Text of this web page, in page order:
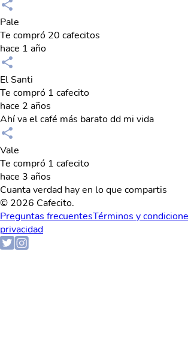
Pale
Te compró 20 cafecitos
hace 1 año
El Santi
Te compró 1 cafecito
hace 2 años
Ahí va el café más barato dd mi vida
Vale
Te compró 1 cafecito
hace 3 años
Cuanta verdad hay en lo que compartis
© 2026 Cafecito.
Preguntas frecuentesTérminos y
privacidad